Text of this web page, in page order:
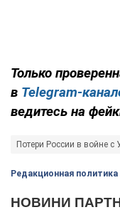
Только
в Telegram-
ведитесь на
Потери России в войне с
Редакционная политика